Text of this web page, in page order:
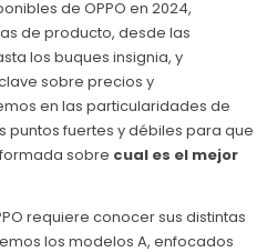
de OPPO en 2024,
de producto, desde las
los buques insignia, y
sobre precios y
en las particularidades de
fuertes y débiles para que
sobre cual es el mejor
requiere conocer sus distintas
los modelos A, enfocados